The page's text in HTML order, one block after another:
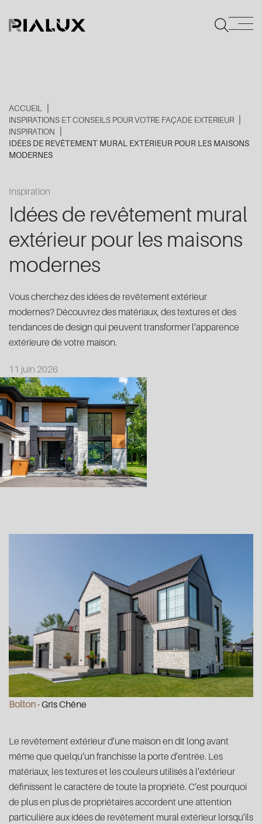
ACCUEIL
INSPIRATIONS ET CONSEILS POUR VOTRE FAÇADE EXTÉRIEUR
INSPIRATION
IDÉES DE REVÊTEMENT MURAL EXTÉRIEUR POUR LES MAISONS
MODERNES
Inspiration
Idées de revêtement mural
extérieur pour les maisons
modernes
Vous cherchez des idées de revêtement extérieur
modernes? Découvrez des matériaux, des textures et des
tendances de design qui peuvent transformer l’apparence
extérieure de votre maison.
11 juin 2026
Bolton- Gris Chêne
Le revêtement extérieur d’une maison en dit long avant
même que quelqu’un franchisse la porte d’entrée. Les
matériaux, les textures et les couleurs utilisés à l’extérieur
définissent le caractère de toute la propriété. C’est pourquoi
de plus en plus de propriétaires accordent une attention
particulière aux idées de revêtement mural extérieur lorsqu’ils